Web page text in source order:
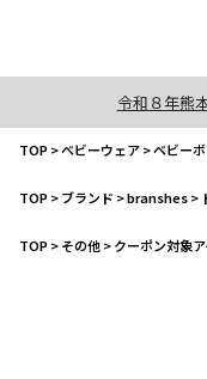
令和８年熊
TOP>ベビーウェア>ベビー
TOP>ブランド >branshes>
TOP>その他>クーポン対象